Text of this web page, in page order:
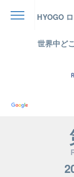
HYOGO
世界中ど